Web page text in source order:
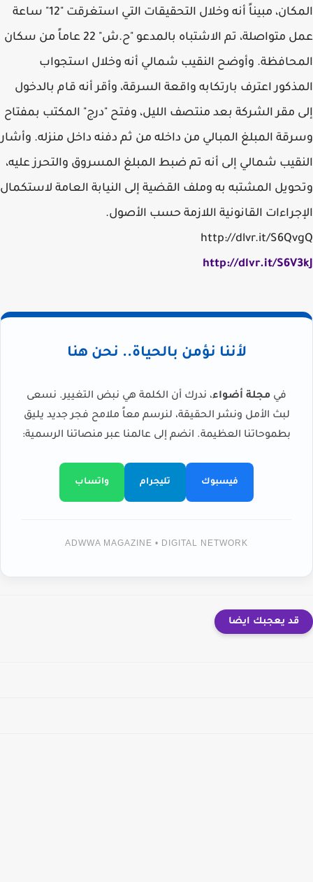
المكان، مبيناً أنه وخلال التحقيقات التي استغرقت "12" ساعة
عمل متواصلة، تم الاشتباه بالمدعو "ح.ش" 22 عاماً من سكان
المحافظة. وأوضح النقيب شمالي أنه وخلال استجواب
المذكور اعترف بارتكابه واقعة السرقة، وأقر أنه قام بالدخول
إلى مقر الشركة بعد منتصف الليل، وفتح "درج" المكتب بمفتاح
وسرقة المبلغ المبالي من داخله من ثم دفنه داخل منزله. وأشار
النقيب شمالي إلى أنه تم ضبط المبلغ المسروق والتحرز عليه،
وتحويل المشتبه به وملف القضية إلى النيابة العامة لاستكمال
الإجراءات القانونية اللازمة حسب الأصول.
http://dlvr.it/S6QvgQ
http://dlvr.it/S6V3kJ
لأننا نؤمن بالحياة.. نحن هنا
في مجلة أضواء، ندرك أن الكلمة هي نبض التغيير. نسعى
لبث الأمل ونشر الحقيقة، لنرسم معاً ملامح فجر جديد يليق
بطموحاتنا العظيمة. انضم إلى عالمنا عبر منصاتنا الرسمية:
فيسبوك تليجرام واتساب
ADWWA MAGAZINE • DIGITAL NETWORK
قد يعجبك ايضا